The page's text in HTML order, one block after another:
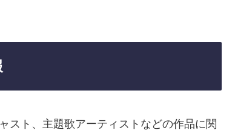
スト、主題歌アーティストなどの作品に関